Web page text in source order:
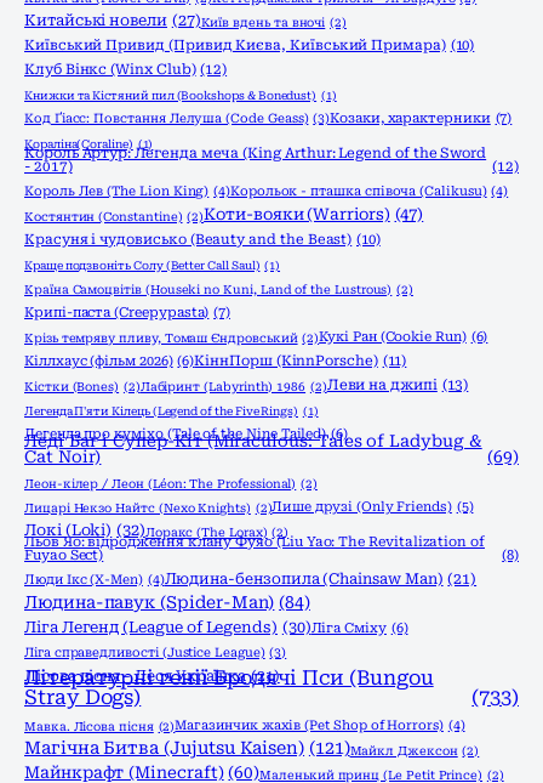
Китайські новели (27)Київ вдень та вночі (2)
Київський Привид (Привид Києва, Київський Примара) (10)
Клуб Вінкс (Winx Club) (12)
Книжки та Кістяний пил (Bookshops & Bonedust) (1)
Код Ґіасс: Повстання Лелуша (Code Geass) (3)Козаки, характерники (7)
Кораліна(Coraline) (1)
Король Артур: Легенда меча (King Arthur: Legend of the Sword
- 2017) (12)
Король Лев (The Lion King) (4)Корольок - пташка співоча (Calikusu) (4)
Костянтин (Constantine) (2)Коти-вояки (Warriors) (47)
Красуня і чудовисько (Beauty and the Beast) (10)
Краще подзвоніть Солу (Better Call Saul) (1)
Країна Самоцвітів (Houseki no Kuni, Land of the Lustrous) (2)
Крипі-паста (Creepypasta) (7)
Крізь темряву пливу, Томаш Єндровський (2)Кукі Ран (Cookie Run) (6)
Кіллхаус (фільм 2026) (6)КіннПорш (KinnPorsche) (11)
Кістки (Bones) (2)Лабіринт (Labyrinth) 1986 (2)Леви на джипі (13)
Легенда П'яти Кілець (Legend of the Five Rings) (1)
Легенда про куміхо (Tale of the Nine Tailed) (6)
Леді Баг і Супер-Кіт (Miraculous: Tales of Ladybug &
Cat Noir)
(69)
Леон-кілер / Леон (Léon: The Professional) (2)
Лицарі Некзо Найтс (Nexo Knights) (2)Лише друзі (Only Friends) (5)
Локі (Loki) (32)Лоракс (The Lorax) (2)
Льов Яо: відродження клану Фуяо (Liu Yao: The Revitalization of
Fuyao Sect)
(8)
Люди Ікс (X-Men) (4)Людина-бензопила (Chainsaw Man) (21)
Людина-павук (Spider-Man) (84)
Ліга Легенд (League of Legends) (30)Ліга Сміху (6)
Ліга справедливості (Justice League) (3)
Лісова пісня - Леся Українка (21)
Літературні генії Бродячі Пси (Bungou
Stray Dogs)
(733)
Мавка. Лісова пісня (2)Магазинчик жахів (Pet Shop of Horrors) (4)
Магічна Битва (Jujutsu Kaisen) (121)Майкл Джексон (2)
Майнкрафт (Minecraft) (60)Маленький принц (Le Petit Prince) (2)